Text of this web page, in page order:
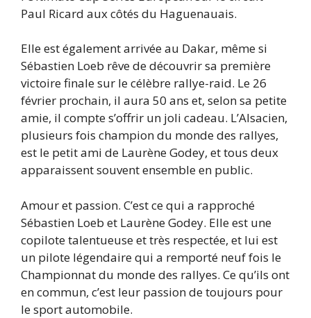
Paul Ricard aux côtés du Haguenauais.
Elle est également arrivée au Dakar, même si
Sébastien Loeb rêve de découvrir sa première
victoire finale sur le célèbre rallye-raid. Le 26
février prochain, il aura 50 ans et, selon sa petite
amie, il compte s’offrir un joli cadeau. L’Alsacien,
plusieurs fois champion du monde des rallyes,
est le petit ami de Laurène Godey, et tous deux
apparaissent souvent ensemble en public.
Amour et passion. C’est ce qui a rapproché
Sébastien Loeb et Laurène Godey. Elle est une
copilote talentueuse et très respectée, et lui est
un pilote légendaire qui a remporté neuf fois le
Championnat du monde des rallyes. Ce qu’ils ont
en commun, c’est leur passion de toujours pour
le sport automobile.